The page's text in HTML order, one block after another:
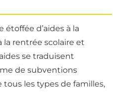
d’aides à la
la rentrée scolaire et
se traduisent
de subventions
tous les types de familles,